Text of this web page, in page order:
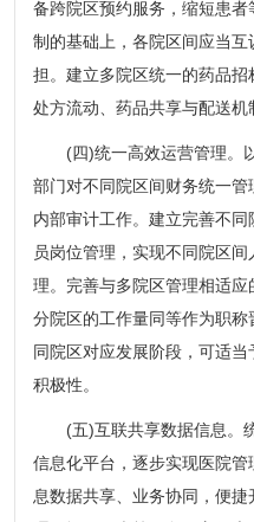
备跨院区预约服务，缩短患
制的基础上，各院区间应当
担。建立多院区统一的药品
处方流动、药品共享与配送机
(四)统一高效运营管理。
部门对不同院区间财务统一
内部审计工作。建立完善不
员岗位管理，实现不同院区
理。完善与多院区管理相适
分院区的工作量同等作为职
同院区对应发展阶段，可适
积极性。
(五)互联共享数据信息。统
信息化平台，逐步实现医院
息数据共享、业务协同，便